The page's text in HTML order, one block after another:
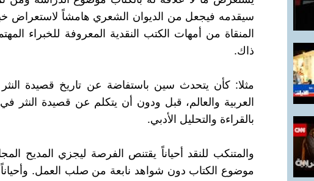
سيقدمه فيجعل من الديوان الشعري هامشاً لاستعراض
المنقاة من أمهات الكتب النقدية المعروفة للخبراء
ذاك.
مثلا: كأن يتحدث سين باستفاضة عن تاريخ قصيدة
العربية والعالم، قبل ودون أن يتكلم عن قصيدة النثر
بالقراءة والتحليل الأدبي.
والمتنكب للنقد أحياناً يقتنص الفرصة ليجزي المديح
موضوع الكتاب دون شواهد نابعة من صلب العمل.